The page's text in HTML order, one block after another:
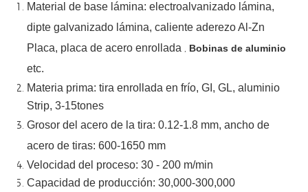
Material de base lámina: electroalvanizado lámina,
dipte galvanizado lámina, caliente aderezoAl-Zn
Placa, placa de acero enrollada , Bobinas de aluminio
etc.
Materia prima: tira enrollada en frío, GI, GL, aluminio
Strip, 3-15tones
Grosor del acero de la tira: 0.12-1.8 mm, ancho de
acero de tiras: 600-1650 mm
Velocidad del proceso: 30 - 200 m/min
Capacidad de producción: 30,000-300,000